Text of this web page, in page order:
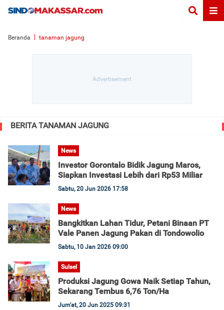
Beranda tanaman jagung
BERITA TANAMAN JAGUNG
News
Investor Gorontalo Bidik Jagung Maros,
Siapkan Investasi Lebih dari Rp53 Miliar
Sabtu, 20 Jun 2026 17:58
News
Bangkitkan Lahan Tidur, Petani Binaan PT
Vale Panen Jagung Pakan di Tondowolio
Sabtu, 10 Jan 2026 09:00
Sulsel
Produksi Jagung Gowa Naik Setiap Tahun,
Sekarang Tembus 6,76 Ton/Ha
Jum'at, 20 Jun 2025 09:31